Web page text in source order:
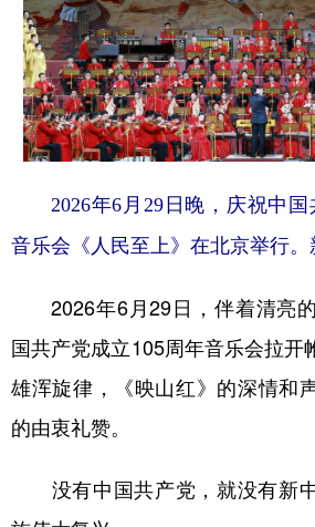
2026年6月29日晚，庆祝中
音乐会《人民至上》在北京举行
2026年6月29日，伴着清亮的
国共产党成立105周年音乐会拉开
雄浑旋律，《映山红》的深情和
的由衷礼赞。
没有中国共产党，就没有新中